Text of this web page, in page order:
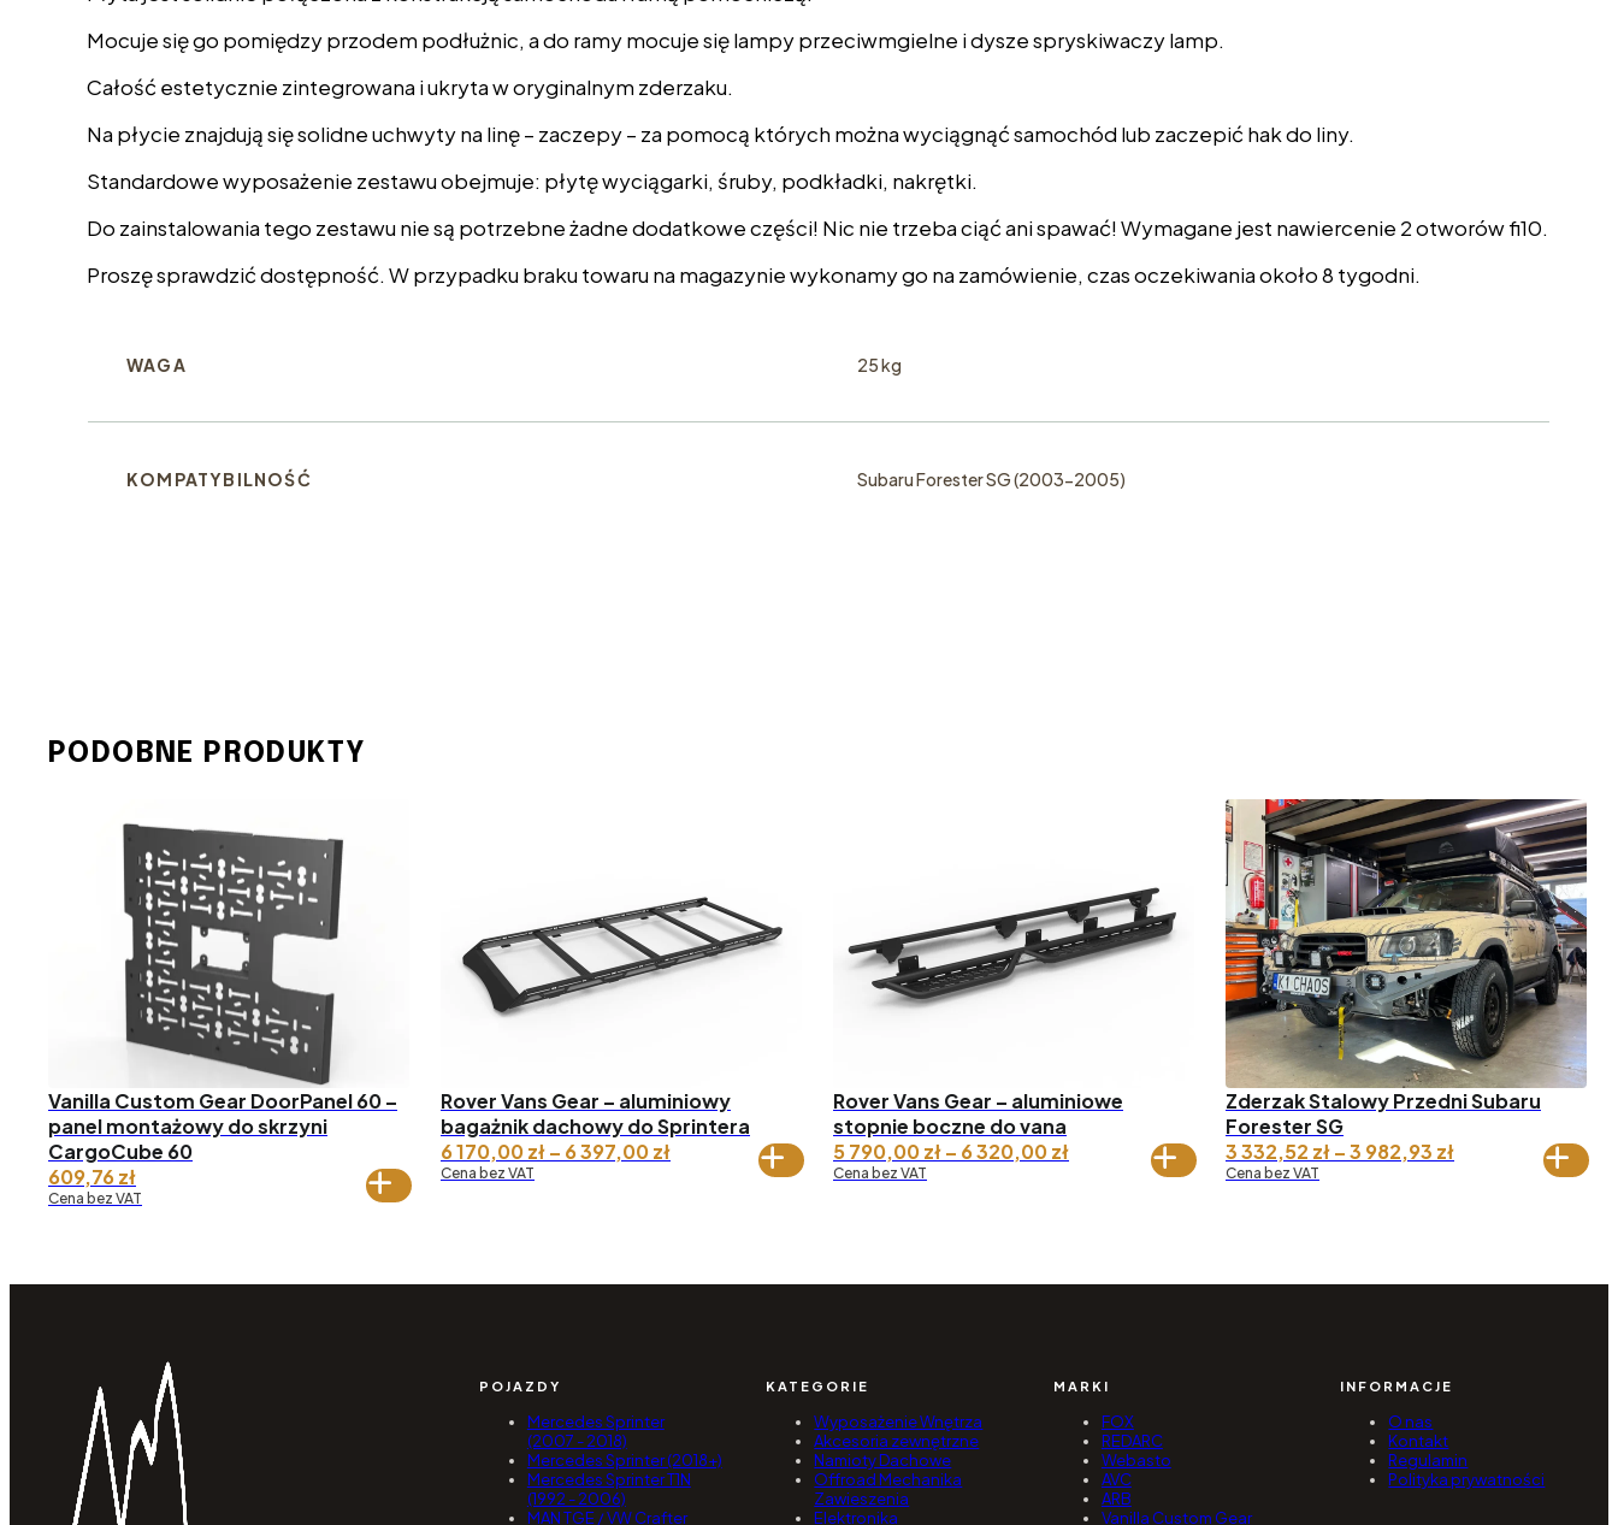
Mocuje się go pomiędzy przodem podłużnic, a do ramy mocuje się lampy przeciwmgielne i dysze spryskiwaczy lamp.
Całość estetycznie zintegrowana i ukryta w oryginalnym zderzaku.
Na płycie znajdują się solidne uchwyty na linę – zaczepy – za pomocą których można wyciągnąć samochód lub zaczepić hak do liny.
Standardowe wyposażenie zestawu obejmuje: płytę wyciągarki, śruby, podkładki, nakrętki.
Do zainstalowania tego zestawu nie są potrzebne żadne dodatkowe części! Nic nie trzeba ciąć ani spawać! Wymagane jest nawiercenie 2 otworów fi10.
Proszę sprawdzić dostępność. W przypadku braku towaru na magazynie wykonamy go na zamówienie, czas oczekiwania około 8 tygodni.
WAGA 25 kg
KOMPATYBILNOŚĆ Subaru Forester SG (2003-2005)
PODOBNE PRODUKTY
Vanilla Custom Gear DoorPanel 60 –
panel montażowy do skrzyni
CargoCube 60
609,76zł
Cena bez VAT
Rover Vans Gear – aluminiowy
bagażnik dachowy do Sprintera
6 170,00zł– 6 397,00złZakres
Cena bez VAT
Rover Vans Gear – aluminiowe
stopnie boczne do vana
5 790,00zł– 6 320,00złZakres
Cena bez VAT
Zderzak Stalowy Przedni Subaru
Forester SG
3 332,52 zł–3 982,93 złZakres
Cena bez VAT
POJAZDY
Mercedes Sprinter
(2007 - 2018)
Mercedes Sprinter (2018+)
Mercedes Sprinter T1N
(1992 - 2006)
MAN TGE / VW Crafter
KATEGORIE
Wyposażenie Wnętrza
Akcesoria zewnętrzne
Namioty Dachowe
Offroad Mechanika
Zawieszenia
Elektronika
MARKI
FOX
REDARC
Webasto
AVC
ARB
Vanilla Custom Gear
INFORMACJE
O nas
Kontakt
Regulamin
Polityka prywatności